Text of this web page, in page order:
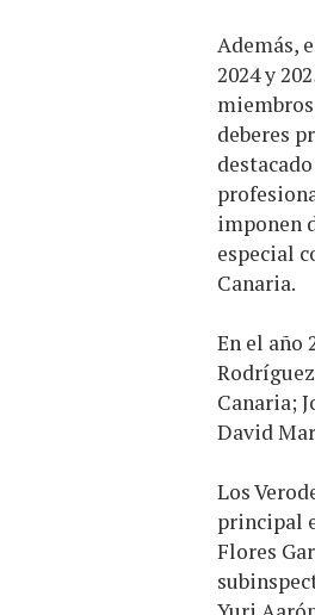
Además,
2024 y
deberes
imponen
especial
Canaria.
En el año
Canaria;
David
Los
principal
Flores